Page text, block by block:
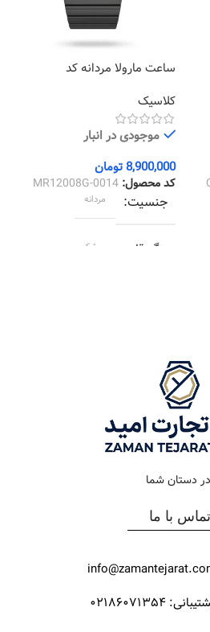
ساعت مارولا مردانه کد
کلاسیک
موجودی در انبار
8,900,000تومان
کد محصول: MR12008G-0014
جنسیت مردانه
رنگ قاب مشکی
جنس بند
نوع ساعت
رفرانس
برند
دستان شما
تماس با ما
۰۲۱۸۶۰۷۱۳۵۴